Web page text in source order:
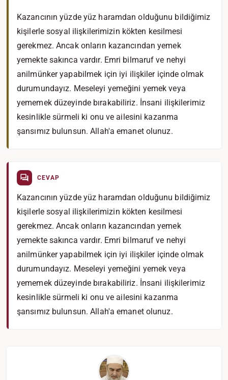
Kazancının yüzde yüz haramdan olduğunu bildiğimiz
kişilerle sosyal ilişkilerimizin kökten kesilmesi
gerekmez. Ancak onların kazancından yemek
yemekte sakınca vardır. Emri bilmaruf ve nehyi
anilmünker yapabilmek için iyi ilişkiler içinde olmak
durumundayız. Meseleyi yemeğini yemek veya
yememek düzeyinde bırakabiliriz. İnsani ilişkilerimiz
kesinlikle sürmeli ki onu ve ailesini kazanma
şansımız bulunsun. Allah'a emanet olunuz.
CEVAP
Kazancının yüzde yüz haramdan olduğunu bildiğimiz
kişilerle sosyal ilişkilerimizin kökten kesilmesi
gerekmez. Ancak onların kazancından yemek
yemekte sakınca vardır. Emri bilmaruf ve nehyi
anilmünker yapabilmek için iyi ilişkiler içinde olmak
durumundayız. Meseleyi yemeğini yemek veya
yememek düzeyinde bırakabiliriz. İnsani ilişkilerimiz
kesinlikle sürmeli ki onu ve ailesini kazanma
şansımız bulunsun. Allah'a emanet olunuz.